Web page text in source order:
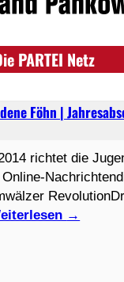
PARTEI Netz
Föhn |
richtet die
→